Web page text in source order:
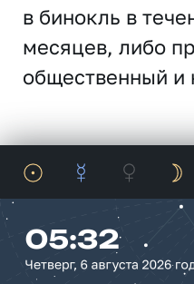
в бинокль в
месяцев, либо
общественный и